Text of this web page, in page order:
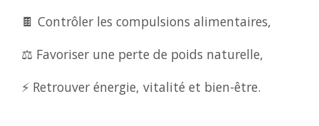
🍫 Contrôler les compulsions alimentaires,
⚖️ Favoriser une perte de poids naturelle,
⚡ Retrouver énergie, vitalité et bien-être.